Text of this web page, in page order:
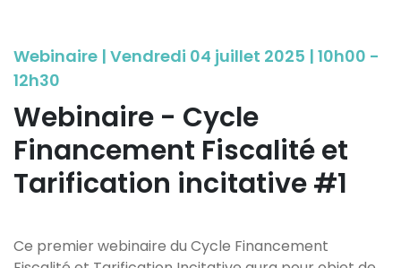
Webinaire | Vendredi 04 juillet 2025 | 10h00 -
12h30
Webinaire - Cycle
Financement Fiscalité et
Tarification incitative #1
Ce premier webinaire du Cycle Financement